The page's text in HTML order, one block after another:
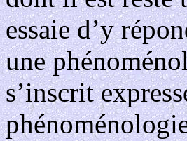
essaie d’y
une
s’inscrit